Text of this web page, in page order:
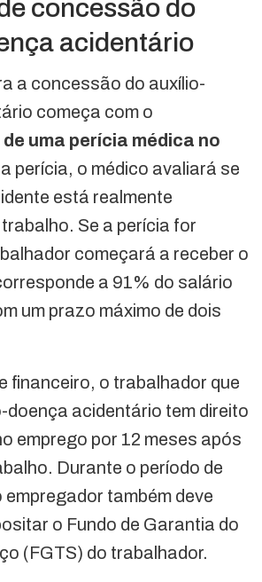
concessão do
acidentário
a concessão do auxílio-
começa com o
uma perícia médica no
perícia, o médico avaliará se
está realmente
Se a perícia for
começará a receber o
a 91% do salário
um prazo máximo de dois
financeiro, o trabalhador que
doença acidentário tem direito
emprego por 12 meses após
Durante o período de
também deve
o Fundo de Garantia do
(FGTS) do trabalhador.